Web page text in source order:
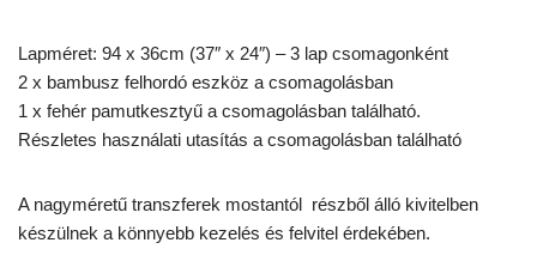
Lapméret: 94 x 36cm (37″ x 24″) – 3 lap csomagonként
2 x bambusz felhordó eszköz a csomagolásban
1 x fehér pamutkesztyű a csomagolásban található.
Részletes használati utasítás a csomagolásban található
A nagyméretű transzferek mostantól részből álló kivitelben
készülnek a könnyebb kezelés és felvitel érdekében.